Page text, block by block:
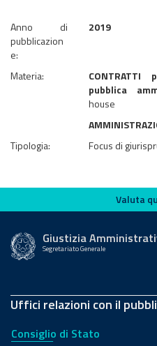
Anno di
pubblicazion
e:
2019
Materia:
pubblica
house
Tipologia:
Focus di
Valuta questoValuta
Giustizia
Segretariato Generale
Uffici relazioni con il
Consiglio di Stato